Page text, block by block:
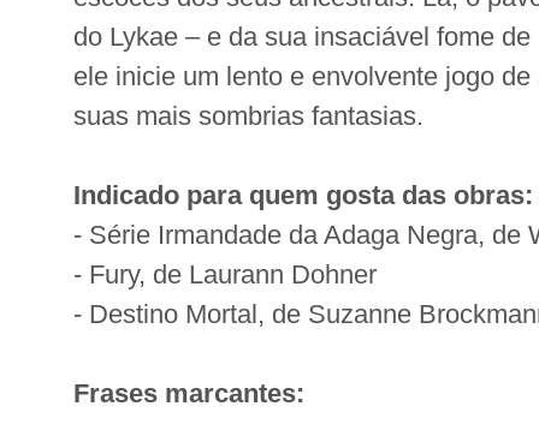
do Lykae – e da sua insaciável fome
ele inicie um lento e envolvente jogo
suas mais sombrias fantasias.
Indicado para quem gosta das obras:
- Série Irmandade da Adaga Negra, de
- Fury, de Laurann Dohner
- Destino Mortal, de Suzanne
Frases marcantes: